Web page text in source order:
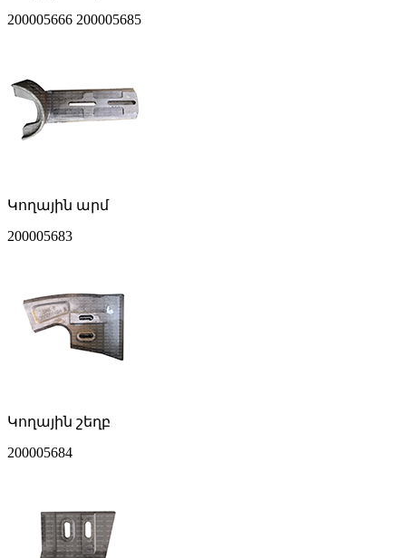
200005666 200005685
Կողային արմ
200005683
Կողային շեղբ
200005684